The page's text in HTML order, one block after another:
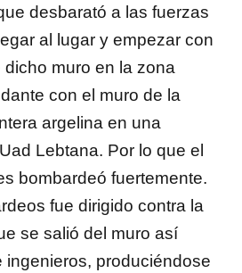
desbarató a las fuerzas
al lugar y empezar con
muro en la zona
con el muro de la
argelina en una
Lebtana. Por lo que el
bombardeó fuertemente.
fue dirigido contra la
se salió del muro así
ingenieros, produciéndose